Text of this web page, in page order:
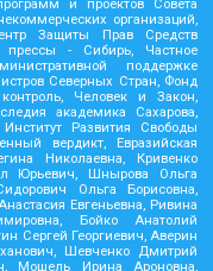
и проектов Совета
организаций,
Защиты Прав Средств
прессы - Сибирь, Частное
поддержке
Северных Стран, Фонд
Человек и Закон,
академика Сахарова,
Развития Свободы
вердикт, Евразийская
Николаевна, Кривенко
Юрьевич, Шнырова Ольга
Ольга Борисовна,
Евгеньевна, Ривина
Бойко Анатолий
Сергей Георгиевич, Аверин
Шевченко Дмитрий
Мошель Ирина Ароновна,